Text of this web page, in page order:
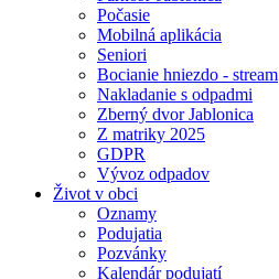
Počasie
Mobilná aplikácia
Seniori
Bocianie hniezdo - stream
Nakladanie s odpadmi
Zberný dvor Jablonica
Z matriky 2025
GDPR
Vývoz odpadov
Život v obci
Oznamy
Podujatia
Pozvánky
Kalendár podujatí